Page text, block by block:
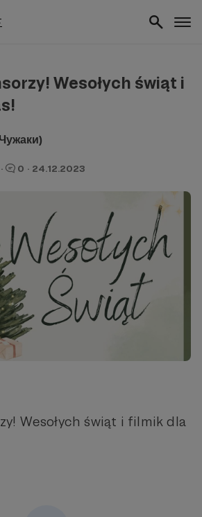
Wesołych świąt i
· 0 · 24.12.2023
Wesołych świąt i filmik dla